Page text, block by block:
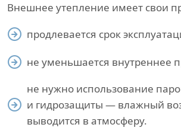
Внешнее утепление имеет свои
продлевается срок
не уменьшается внутреннее
не нужно использование
и гидрозащиты — влажный
выводится в атмосферу.